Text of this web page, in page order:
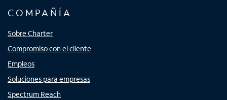
COMPAÑÍA
Sobre Charter
Compromiso con el cliente
Empleos
Soluciones para empresas
Spectrum Reach